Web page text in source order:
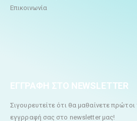
Επικοινωνία
ΕΓΓΡΑΦΗ ΣΤΟ NEWSLETTER
Σιγουρευτείτε ότι θα μαθαίνετε πρώτοι
εγγρραφή σας στο newsletter μας!